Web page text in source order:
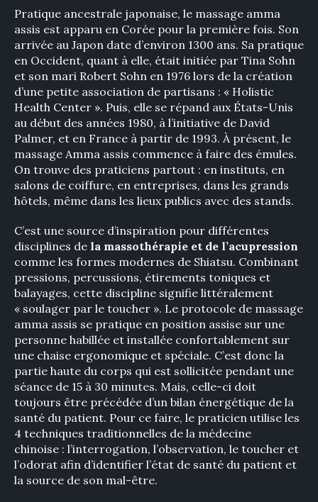
Pratique ancestrale japonaise, le massage amma
assis est apparu en Corée pour la première fois. Son
arrivée au Japon date d’environ 1300 ans. Sa pratique
en Occident, quant à elle, était initiée par Tina Sohn
et son mari Robert Sohn en 1976 lors de la création
d’une petite association de partisans : « Holistic
Health Center ». Puis, elle se répand aux États-Unis
au début des années 1980, à l’initiative de David
Palmer, et en France à partir de 1993. À présent, le
massage Amma assis commence à faire des émules.
On trouve des praticiens partout : en instituts, en
salons de coiffure, en entreprises, dans les grands
hôtels, même dans les lieux publics avec des stands.
C’est une source d’inspiration pour différentes
disciplines de la massothérapie et de l’acupression
comme les formes modernes de Shiatsu. Combinant
pressions, percussions, étirements toniques et
balayages, cette discipline signifie littéralement
« soulager par le toucher ». Le protocole de massage
amma assis se pratique en position assise sur une
personne habillée et installée confortablement sur
une chaise ergonomique et spéciale. C’est donc la
partie haute du corps qui est sollicitée pendant une
séance de 15 à 30 minutes. Mais, celle-ci doit
toujours être précédée d’un bilan énergétique de la
santé du patient. Pour ce faire, le praticien utilise les
4 techniques traditionnelles de la médecine
chinoise : l’interrogation, l’observation, le toucher et
l’odorat afin d’identifier l’état de santé du patient et
la source de son mal-être.